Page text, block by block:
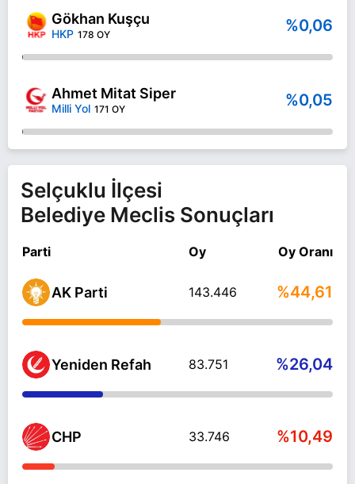
Gökhan Kuşçu
HKP 178 OY %0,06
Ahmet Mitat Siper
Milli Yol 171 OY %0,05
Selçuklu İlçesi
Belediye Meclis Sonuçları
Parti Oy Oy Oranı
AK Parti 143.446 %44,61
Yeniden Refah 83.751 %26,04
CHP 33.746 %10,49